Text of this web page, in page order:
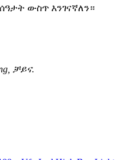
ውስጥ እንገናኛለን።
ቻይና.